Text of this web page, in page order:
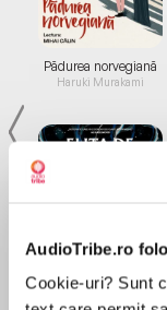
AudioTribe.ro
Cookie-uri? Sunt
Pădurea norvegiană
Haruki Murakami
de...
Dani Francis